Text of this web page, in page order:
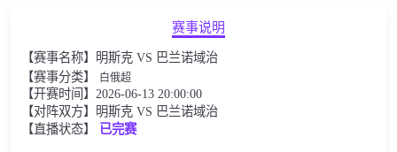
全球联赛
赛事说明
【赛事名称】明斯克 VS 巴兰诺域治
【赛事分类】
白俄超
【开赛时间】2026-06-13 20:00:00
【对阵双方】明斯克 VS 巴兰诺域治
【直播状态】
已完赛